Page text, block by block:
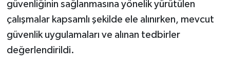
güvenliğinin sağlanmasına yönelik yürütülen
çalışmalar kapsamlı şekilde ele alınırken, mevcut
güvenlik uygulamaları ve alınan tedbirler
değerlendirildi.